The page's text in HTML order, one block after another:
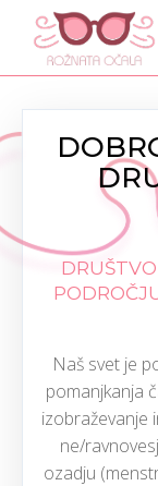
Naš svet je
pomanjkanja
izobraževanje
ne/
ozadju